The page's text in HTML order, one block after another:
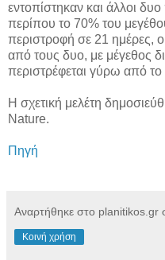
εντοπίστηκαν και άλλοι
περίπου το 70% του
περιστροφή σε 21 ημέρες, ο
από τους δυο, με μέγεθος
περιστρέφεται γύρω από
Η σχετική μελέτη
Nature.
Πηγή
Αναρτήθηκε στο planitikos.gr
Κοινή χρήση